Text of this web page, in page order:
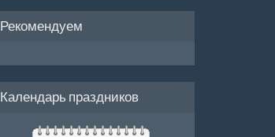
Рекомендуем
Календарь праздников